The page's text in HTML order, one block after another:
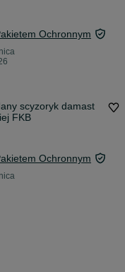
Ochronnym
scyzoryk damast
FKB
Ochronnym